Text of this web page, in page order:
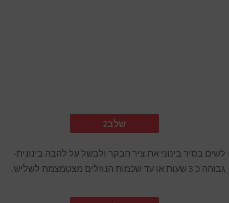
2שלב
לשים בסיר בינוני את ציר הבקר ולבשל על להבה בינונית-
גבוהה כ 3 שעות או עד שכמות הנוזלים מצטמצמת לשליש.